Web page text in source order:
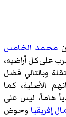
محمد الخامس
على كل أراضيه،
وبالتالي فضل
الأصلية، كما
هاماً، ليس على
إفريقياوحوض